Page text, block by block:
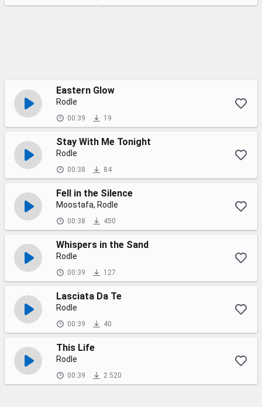
Eastern Glow
Rodle
00:39 19
Stay With Me Tonight
Rodle
00:38 84
Fell in the Silence
Moostafa, Rodle
00:38 450
Whispers in the Sand
Rodle
00:39 127
Lasciata Da Te
Rodle
00:39 40
This Life
Rodle
00:39 2 520